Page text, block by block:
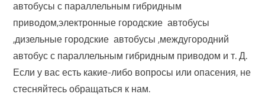
автобусы с параллельным гибридным
приводом,электронные городские автобусы
,дизельные городские автобусы ,междугородний
автобус с параллельным гибридным приводом и т. Д.
Если у вас есть какие-либо вопросы или опасения, не
стесняйтесь обращаться к нам.